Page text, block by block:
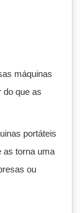
máquinas
do que as
portáteis
as torna uma
ou